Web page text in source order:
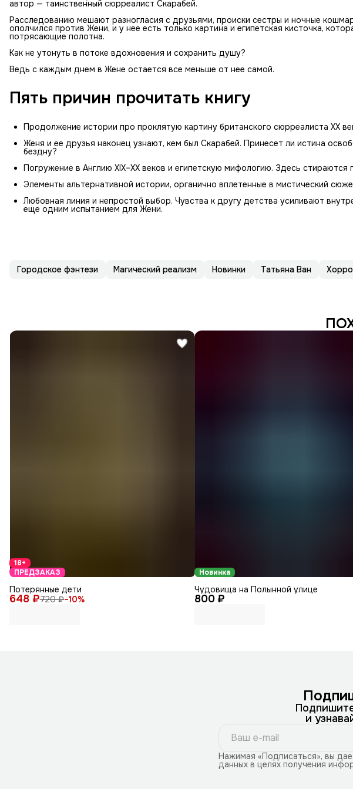
автор — таинственный сюрреалист Скарабей.
Расследованию мешают разногласия с друзьями, происки сестры и ночные
ополчился против Жени, и у нее есть только картина и египетская кисточка,
потрясающие полотна.
Как не утонуть в потоке вдохновения и сохранить душу?
Ведь с каждым днем в Жене остается все меньше от нее самой.
Пять причин прочитать книгу
Продолжение истории про проклятую картину британского сюрреалиста XX
Женя и ее друзья наконец узнают, кем был Скарабей. Принесет ли истина
бездну?
Погружение в Англию XIX–XX веков и египетскую мифологию. Здесь стираются
Элементы альтернативной истории, органично вплетенные в мистический
Любовная линия и непростой выбор. Чувства к другу детства усиливают
еще одним испытанием для Жени.
Городское фэнтези Магический реализм Новинки Татьяна Ван
18+
ПРЕДЗАКАЗ
648 ₽720 ₽−10%
Потерянные дети
Новинка
800 ₽
Чудовища на Полынной улице
и
Нажимая «Подписаться», вы
данных в целях получения